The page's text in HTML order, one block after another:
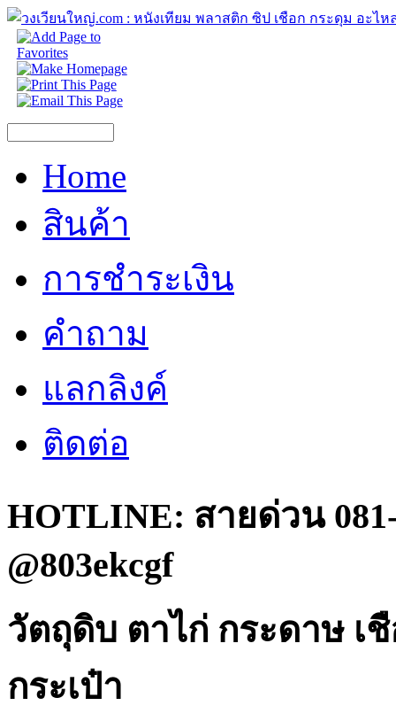
Home
สินค้า
การชำระเงิน
คำถาม
แลกลิงค์
ติดต่อ
HOTLINE: สายด่วน
@803ekcgf
วัตถุดิบ ตาไก่ กระดาษ เ
กระเป๋า